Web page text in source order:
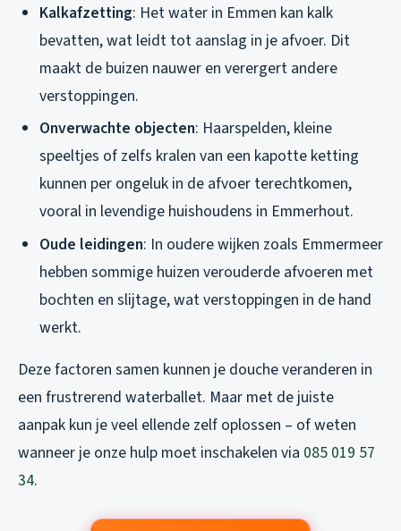
Kalkafzetting: Het water in Emmen kan kalk
bevatten, wat leidt tot aanslag in je afvoer. Dit
maakt de buizen nauwer en verergert andere
verstoppingen.
Onverwachte objecten: Haarspelden, kleine
speeltjes of zelfs kralen van een kapotte ketting
kunnen per ongeluk in de afvoer terechtkomen,
vooral in levendige huishoudens in Emmerhout.
Oude leidingen: In oudere wijken zoals Emmermeer
hebben sommige huizen verouderde afvoeren met
bochten en slijtage, wat verstoppingen in de hand
werkt.
Deze factoren samen kunnen je douche veranderen in
een frustrerend waterballet. Maar met de juiste
aanpak kun je veel ellende zelf oplossen – of weten
wanneer je onze hulp moet inschakelen via 085 019 57
34.